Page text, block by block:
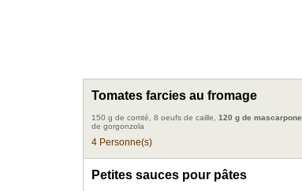
Tomates farcies au fromage
150 g de comté, 8 oeufs de caille, 120 g de mascarpone
de gorgonzola
4 Personne(s)
Petites sauces pour pâtes